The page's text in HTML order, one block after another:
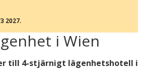
i Wien
till 4-stjärnigt lägenhetshotell i
2027.